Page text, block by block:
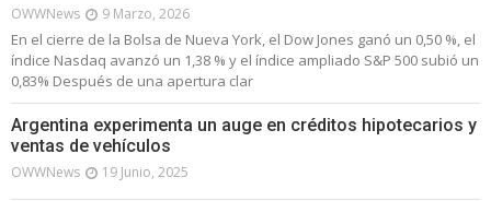
OWWNews 9 Marzo, 2026
En el cierre de la Bolsa de Nueva York, el Dow Jones ganó un 0,50 %, el
índice Nasdaq avanzó un 1,38 % y el índice ampliado S&P 500 subió un
0,83% Después de una apertura clar
Argentina experimenta un auge en créditos hipotecarios y
ventas de vehículos
OWWNews 19 Junio, 2025